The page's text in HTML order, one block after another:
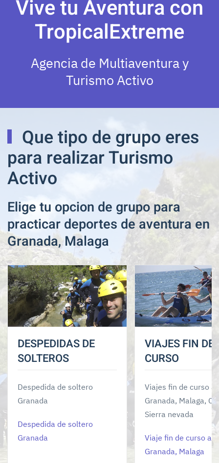
Vive tu Aventura con
TropicalExtreme
Agencia de Multiaventura y
Turismo Activo
Que tipo de grupo eres
para realizar Turismo
Activo
Elige tu opcion de grupo para
practicar deportes de aventura en
Granada, Malaga
DESPEDIDAS DE
SOLTEROS
Despedida de soltero
Granada
Despedida de soltero
Granada
VIAJES FIN DE
CURSO
Viajes fin de curso a
Granada, Malaga,
Sierra nevada
Viaje fin de curso a
Granada, Malaga